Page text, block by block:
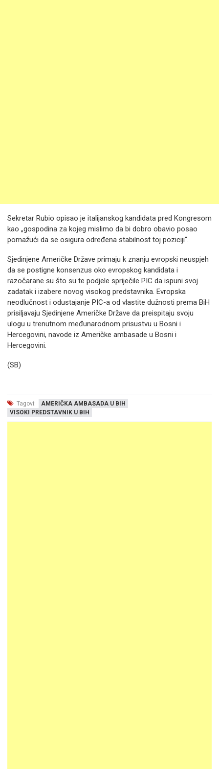
Sekretar Rubio opisao je italijanskog kandidata pred Kongresom
kao „gospodina za kojeg mislimo da bi dobro obavio posao
pomažući da se osigura određena stabilnost toj poziciji“.
Sjedinjene Američke Države primaju k znanju evropski neuspjeh
da se postigne konsenzus oko evropskog kandidata i
razočarane su što su te podjele spriječile PIC da ispuni svoj
zadatak i izabere novog visokog predstavnika. Evropska
neodlučnost i odustajanje PIC-a od vlastite dužnosti prema BiH
prisiljavaju Sjedinjene Američke Države da preispitaju svoju
ulogu u trenutnom međunarodnom prisustvu u Bosni i
Hercegovini, navode iz Američke ambasade u Bosni i
Hercegovini.
(SB)
Tagovi:
AMERIČKA AMBASADA U BIH
VISOKI PREDSTAVNIK U BIH